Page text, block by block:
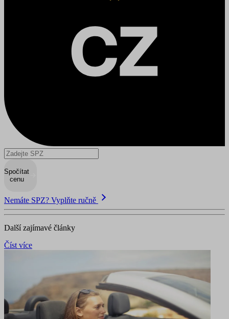
Spočítat
cenu
Nemáte SPZ? Vyplňte ručně
Další zajímavé články
Číst více